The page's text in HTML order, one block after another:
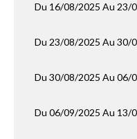
Du 16/08/2025 Au 23/
Du 23/08/2025 Au 30/
Du 30/08/2025 Au 06/
Du 06/09/2025 Au 13/